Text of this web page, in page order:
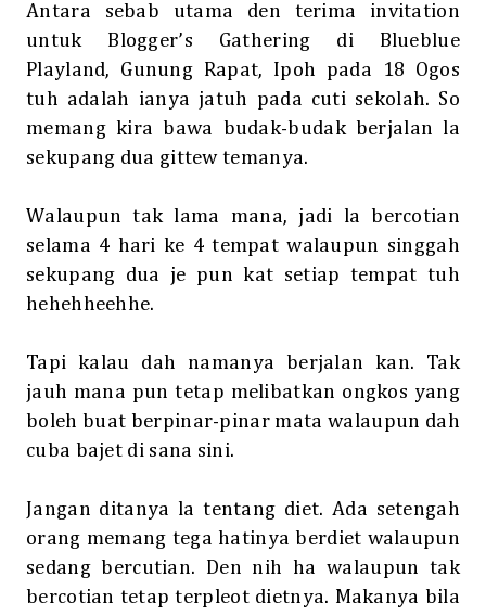
Antara sebab utama den terima invitation
untuk Blogger’s Gathering di Blueblue
Playland, Gunung Rapat, Ipoh pada 18 Ogos
tuh adalah ianya jatuh pada cuti sekolah. So
memang kira bawa budak-budak berjalan la
sekupang dua gittew temanya.
Walaupun tak lama mana, jadi la bercotian
selama 4 hari ke 4 tempat walaupun singgah
sekupang dua je pun kat setiap tempat tuh
hehehheehhe.
Tapi kalau dah namanya berjalan kan. Tak
jauh mana pun tetap melibatkan ongkos yang
boleh buat berpinar-pinar mata walaupun dah
cuba bajet di sana sini.
Jangan ditanya la tentang diet. Ada setengah
orang memang tega hatinya berdiet walaupun
sedang bercutian. Den nih ha walaupun tak
bercotian tetap terpleot dietnya. Makanya bila